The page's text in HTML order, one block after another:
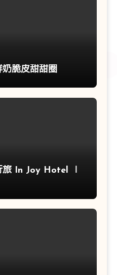
奶脆皮甜甜圈
旅 In Joy Hotel ∣